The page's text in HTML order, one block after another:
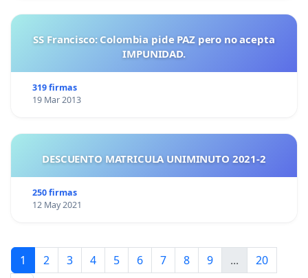
SS Francisco: Colombia pide PAZ pero no acepta
IMPUNIDAD.
319 firmas
19 Mar 2013
DESCUENTO MATRICULA UNIMINUTO 2021-2
250 firmas
12 May 2021
1 2 3 4 5 6 7 8 9 ...
20